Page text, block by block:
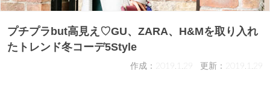
プチプラbut高見え♡GU、ZARA、H&Mを取り入れ
たトレンド冬コーデ5Style
作成：2019.1.29 更新：2019.1.29